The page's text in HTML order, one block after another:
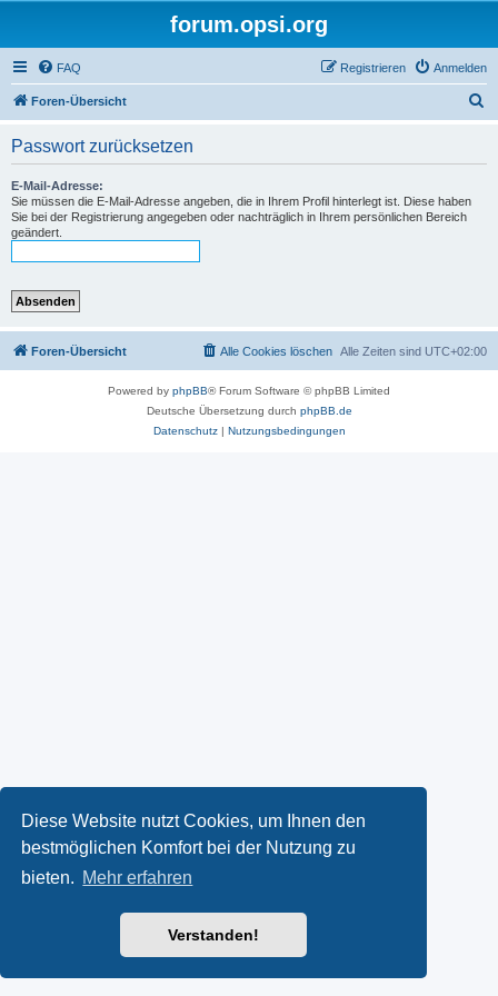
Diese Website nutzt Cookies, um Ihnen den
bestmöglichen Komfort bei der Nutzung zu
bieten. Mehr erfahren
Verstanden!
forum.opsi.org
FAQ Anmelden
Registrieren
Foren-Übersicht
Passwort zurücksetzen
E-Mail-Adresse:
Sie müssen die E-Mail-Adresse angeben, die in Ihrem Profil hinterlegt ist. Diese haben
Sie bei der Registrierung angegeben oder nachträglich in Ihrem persönlichen Bereich
geändert.
Foren-Übersicht Alle Zeiten sind UTC+02:00
Alle Cookies löschen
Powered by phpBB® Forum Software © phpBB Limited
Deutsche Übersetzung durch phpBB.de
Datenschutz| Nutzungsbedingungen